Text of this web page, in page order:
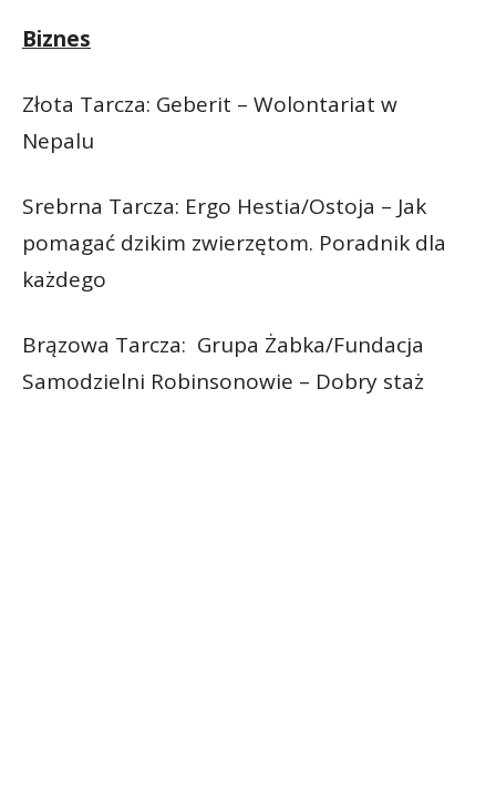
Biznes
Złota Tarcza: Geberit – Wolontariat w
Nepalu
Srebrna Tarcza: Ergo Hestia/Ostoja – Jak
pomagać dzikim zwierzętom. Poradnik dla
każdego
Brązowa Tarcza: Grupa Żabka/Fundacja
Samodzielni Robinsonowie – Dobry staż